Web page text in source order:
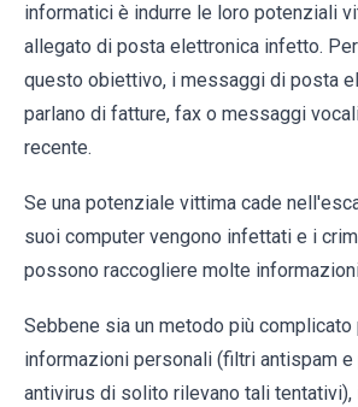
informatici è indurre le loro potenziali
allegato di posta elettronica infetto.
questo obiettivo, i messaggi di posta
parlano di fatture, fax o messaggi
recente.
Se una potenziale vittima cade
suoi computer vengono infettati e i
possono raccogliere molte
Sebbene sia un metodo più complicato
informazioni personali (filtri antispam e
antivirus di solito rilevano tali tentativi),